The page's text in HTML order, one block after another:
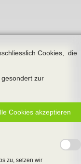
Cookies, die
zur
Cookies akzeptieren
zu, setzen wir